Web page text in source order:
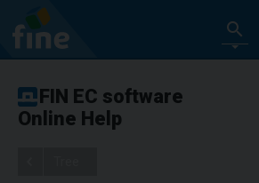
FIN EC software
Online Help